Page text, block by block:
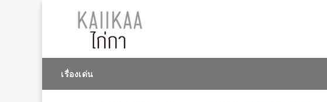
เรื่องเด่น